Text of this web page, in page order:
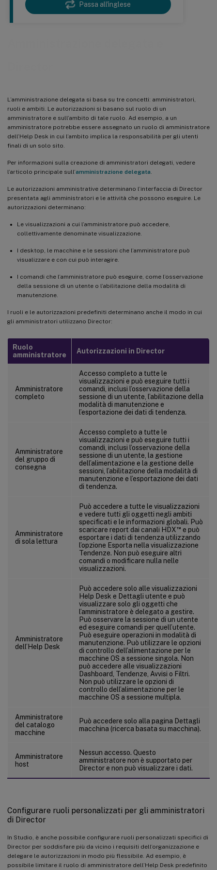
Passa all'inglese
L’amministrazione delegata si basa su tre concetti: amministratori,
ruoli e ambiti. Le autorizzazioni si basano sul ruolo di un
amministratore e sull’ambito di tale ruolo. Ad esempio, a un
amministratore potrebbe essere assegnato un ruolo di amministratore
dell’Help Desk in cui l’ambito implica la responsabilità per gli utenti
finali di un solo sito.
Per informazioni sulla creazione di amministratori delegati, vedere
l’articolo principale sull’amministrazione delegata
Le autorizzazioni amministrative determinano l’interfaccia di Director
presentata agli amministratori e le attività che possono eseguire. Le
autorizzazioni determinano:
Le visualizzazioni a cui l’amministratore può accedere,
collettivamente denominate visualizzazione.
I desktop, le macchine e le sessioni che l’amministratore può
visualizzare e con cui può interagire.
I comandi che l’amministratore può eseguire, come l’osservazione
della sessione di un utente o l’abilitazione della modalità di
manutenzione.
I ruoli e le autorizzazioni predefiniti determinano anche il modo in cui
gli amministratori utilizzano Director:
Ruolo
amministratore
Autorizzazioni in Director
Amministratore
completo
Accesso completo a tutte le
visualizzazioni e può eseguire tutti i
comandi, inclusi l’osservazione della
sessione di un utente, l’abilitazione della
modalità di manutenzione e
l’esportazione dei dati di tendenza.
Amministratore
del gruppo di
consegna
Accesso completo a tutte le
visualizzazioni e può eseguire tutti i
comandi, inclusi l’osservazione della
sessione di un utente, la gestione
dell’alimentazione e la gestione delle
sessioni, l’abilitazione della modalità di
manutenzione e l’esportazione dei dati
di tendenza.
Amministratore
di sola lettura
Può accedere a tutte le visualizzazioni
e vedere tutti gli oggetti negli ambiti
specificati e le informazioni globali. Può
scaricare report dai canali HDX™ e può
esportare i dati di tendenza utilizzando
l’opzione Esporta nella visualizzazione
Tendenze. Non può eseguire altri
comandi o modificare nulla nelle
visualizzazioni.
Amministratore
dell’Help Desk
Può accedere solo alle visualizzazioni
Help Desk e Dettagli utente e può
visualizzare solo gli oggetti che
l’amministratore è delegato a gestire.
Può osservare la sessione di un utente
ed eseguire comandi per quell’utente.
Può eseguire operazioni in modalità di
manutenzione. Può utilizzare le opzioni
di controllo dell’alimentazione per le
macchine OS a sessione singola. Non
può accedere alle visualizzazioni
Dashboard, Tendenze, Avvisi o Filtri.
Non può utilizzare le opzioni di
controllo dell’alimentazione per le
macchine OS a sessione multipla.
Amministratore
del catalogo
macchine
Può accedere solo alla pagina Dettagli
macchina (ricerca basata su macchina).
Amministratore
host
Nessun accesso. Questo
amministratore non è supportato per
Director e non può visualizzare i dati.
Configurare ruoli personalizzati per gli amministratori
di Director
In Studio, è anche possibile configurare ruoli personalizzati specifici di
Director per soddisfare più da vicino i requisiti dell’organizzazione e
delegare le autorizzazioni in modo più flessibile. Ad esempio, è
possibile limitare il ruolo di amministratore dell’Help Desk predefinito